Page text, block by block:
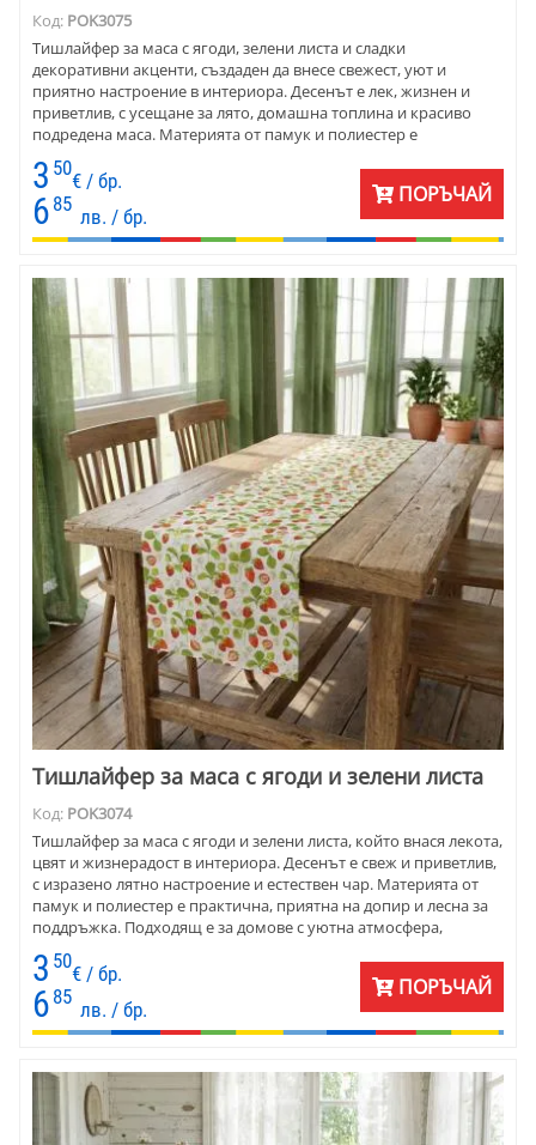
Код: POK3075
Тишлайфер за маса с ягоди, зелени листа и сладки
декоративни акценти, създаден да внесе свежест, уют и
приятно настроение в интериора. Десенът е лек, жизнен и
приветлив, с усещане за лято, домашна топлина и красиво
подредена маса. Материята от памук и полиестер е
практична, устойчива и лесна за поддръжка. Подходящ е за
кухня, трапезария, веранда, къща за гости и уютни
пространства с натурален характер.
3 50
€ / бр.
6 85
лв. / бр.
ПОРЪЧАЙ
Тишлайфер за маса с ягоди и зелени листа
Код: POK3074
Тишлайфер за маса с ягоди и зелени листа, който внася лекота,
цвят и жизнерадост в интериора. Десенът е свеж и приветлив,
с изразено лятно настроение и естествен чар. Материята от
памук и полиестер е практична, приятна на допир и лесна за
поддръжка. Подходящ е за домове с уютна атмосфера,
веранди, кухни, трапезарии, къщи за гости и заведения с
непринуден, топъл характер.
3 50
€ / бр.
6 85
лв. / бр.
ПОРЪЧАЙ